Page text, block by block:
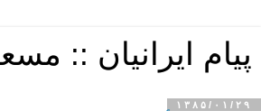
پیام ایرانیان ::
۱۳۸۵/۰۱/۲۹